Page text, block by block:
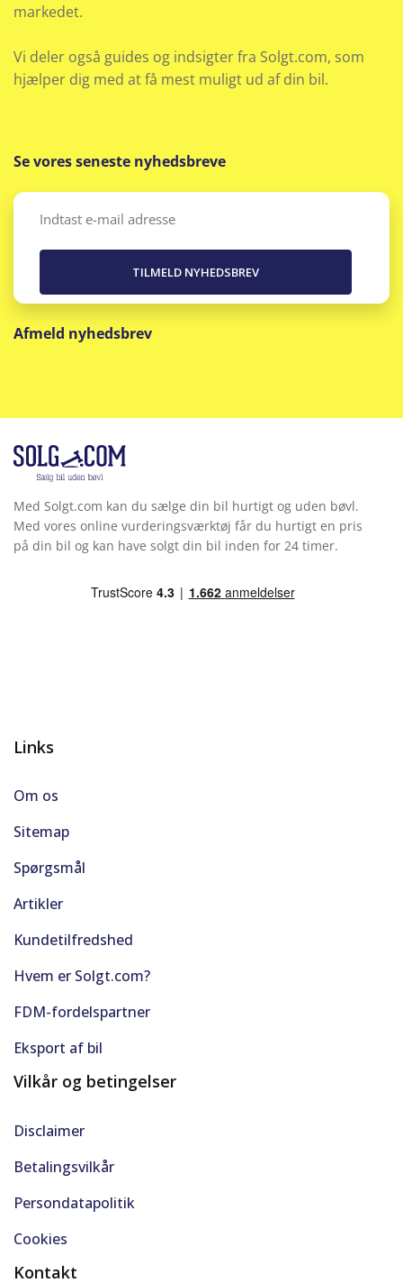
markedet.
Vi deler også guides og indsigter fra Solgt.com, som
hjælper dig med at få mest muligt ud af din bil.
Se vores seneste nyhedsbreve
Email
Afmeld nyhedsbrev
Med Solgt.com kan du sælge din bil hurtigt og uden bøvl.
Med vores online vurderingsværktøj får du hurtigt en pris
på din bil og kan have solgt din bil inden for 24 timer.
Links
Om os
Sitemap
Spørgsmål
Artikler
Kundetilfredshed
Hvem er Solgt.com?
FDM-fordelspartner
Eksport af bil
Vilkår og betingelser
Disclaimer
Betalingsvilkår
Persondatapolitik
Cookies
Kontakt